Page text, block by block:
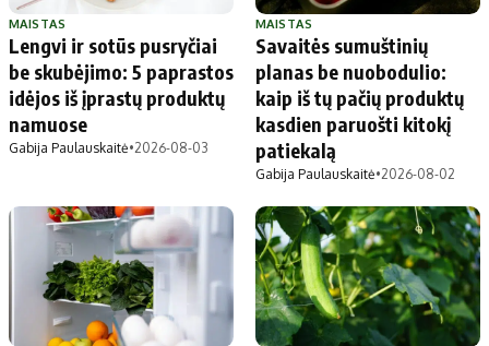
MAISTAS
Lengvi ir sotūs pusryčiai
be skubėjimo: 5 paprastos
idėjos iš įprastų produktų
namuose
Gabija Paulauskaitė•2026-08-03
MAISTAS
Savaitės sumuštinių
planas be nuobodulio:
kaip iš tų pačių produktų
kasdien paruošti kitokį
patiekalą
Gabija Paulauskaitė•2026-08-02